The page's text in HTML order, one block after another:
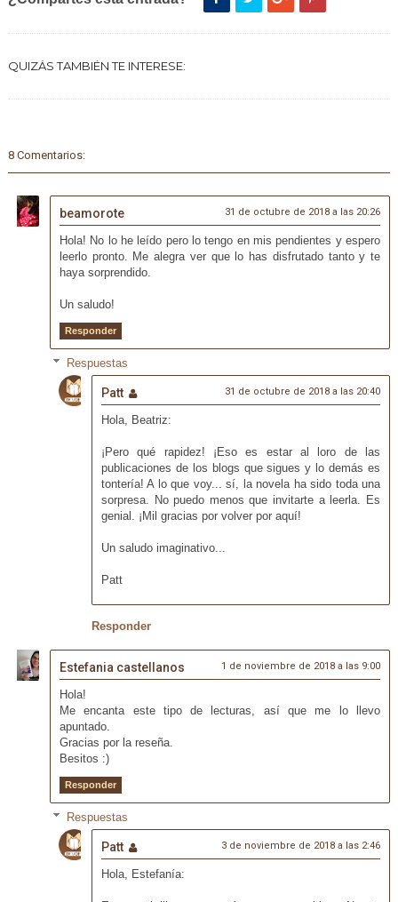
QUIZÁS TAMBIÉN TE INTERESE:
8 Comentarios:
beamorote 31 de octubre de 2018 a las 20:26
Hola! No lo he leído pero lo tengo en mis pendientes y espero
leerlo pronto. Me alegra ver que lo has disfrutado tanto y te
haya sorprendido.
Un saludo!
Responder
Respuestas
Patt 31 de octubre de 2018 a las 20:40
Hola, Beatriz:
¡Pero qué rapidez! ¡Eso es estar al loro de las
publicaciones de los blogs que sigues y lo demás es
tontería! A lo que voy... sí, la novela ha sido toda una
sorpresa. No puedo menos que invitarte a leerla. Es
genial. ¡Mil gracias por volver por aquí!
Un saludo imaginativo...
Patt
Responder
Estefania castellanos 1 de noviembre de 2018 a las 9:00
Hola!
Me encanta este tipo de lecturas, así que me lo llevo
apuntado.
Gracias por la reseña.
Besitos :)
Responder
Respuestas
Patt 3 de noviembre de 2018 a las 2:46
Hola, Estefanía: